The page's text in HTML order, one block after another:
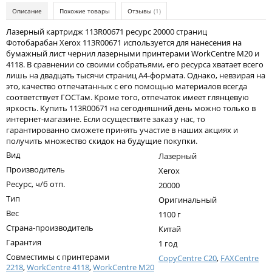
Kodak
Konica Minolta
Kyocera
Lexmark
OKI
Panasonic
Ricoh
Sharp
Для франкировальной машины
Ленточные картриджи
Описание Похожие товары Отзывы (1)
Лазерный картридж 113R00671 ресурс 20000 страниц
Фотобарабан Xerox 113R00671 используется для нанесения на
бумажный лист чернил лазерными принтерами WorkCentre M20 и
4118. В сравнении со своими собратьями, его ресурса хватает всего
лишь на двадцать тысячи страниц А4-формата. Однако, невзирая на
это, качество отпечатанных с его помощью материалов всегда
соответствует ГОСТам. Кроме того, отпечаток имеет глянцевую
яркость. Купить 113R00671 на сегодняшний день можно только в
интернет-магазине. Если осуществите заказ у нас, то
гарантированно сможете принять участие в наших акциях и
получить множество скидок на будущие покупки.
Вид
Лазерный
Производитель
Xerox
Ресурс, ч/б отп.
20000
Тип
Оригинальный
Вес
1100 г
Страна-производитель
Китай
Гарантия
1 год
Совместимы с принтерами
CopyCentre C20, FAXCentre
2218,WorkCentre 4118,WorkCentre M20